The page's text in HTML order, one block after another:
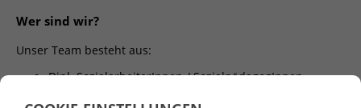
Wer sind wir?
Unser Team besteht aus:
Dipl. SozialarbeiterInnen / SozialpädagogInnen